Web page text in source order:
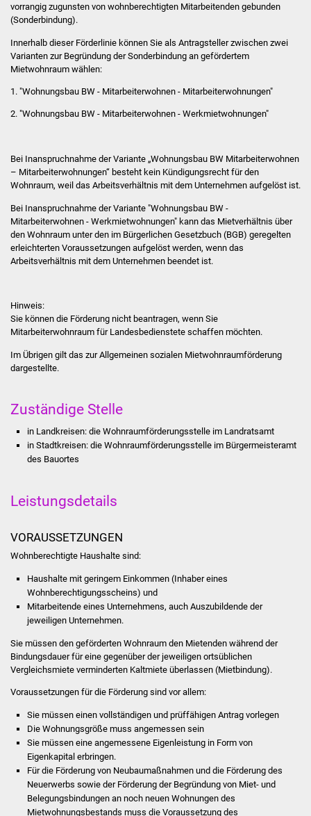
Sanierung Hallenbad
Sanierung Bizethalle
Presse
Bürger & Service
Was erledige ich wo
Dienstleistungen
Formulare
Bürgerinfos
Kindergärten
Kirchen
Lokale Agenda
Jugendhaus
Fachteam Jugend
Familienzentrum
Suenergie
vorrangig zugunsten von wohnberechtigten Mitarbeitenden gebunden
(Sonderbindung).
Innerhalb dieser Förderlinie können Sie als Antragsteller zwischen zwei
Varianten zur Begründung der Sonderbindung an gefördertem
Mietwohnraum wählen:
1. "Wohnungsbau BW - Mitarbeiterwohnen - Mitarbeiterwohnungen"
2. "Wohnungsbau BW - Mitarbeiterwohnen - Werkmietwohnungen"
Bei Inanspruchnahme der Variante „Wohnungsbau BW Mitarbeiterwohnen
– Mitarbeiterwohnungen“ besteht kein Kündigungsrecht für den
Wohnraum, weil das Arbeitsverhältnis mit dem Unternehmen aufgelöst ist.
Bei Inanspruchnahme der Variante "Wohnungsbau BW -
Mitarbeiterwohnen - Werkmietwohnungen"kann das Mietverhältnis über
den Wohnraum unter den im Bürgerlichen Gesetzbuch (BGB) geregelten
erleichterten Voraussetzungen aufgelöst werden, wenn das
Arbeitsverhältnis mit dem Unternehmen beendet ist.
Hinweis:
Sie können die Förderung nicht beantragen, wenn Sie
Mitarbeiterwohnraum für Landesbedienstete schaffen möchten.
Im Übrigen gilt das zur Allgemeinen sozialen Mietwohnraumförderung
dargestellte.
Zuständige Stelle
in Landkreisen: die Wohnraumförderungsstelle im Landratsamt
in Stadtkreisen: die Wohnraumförderungsstelle im Bürgermeisteramt
des Bauortes
Leistungsdetails
VORAUSSETZUNGEN
Wohnberechtigte Haushalte sind:
Haushalte mit geringem Einkommen (Inhaber eines
Wohnberechtigungsscheins) und
Mitarbeitende eines Unternehmens, auch Auszubildende der
jeweiligen Unternehmen.
Sie müssen den geförderten Wohnraum den Mietenden während der
Bindungsdauer für eine gegenüber der jeweiligen ortsüblichen
Vergleichsmiete verminderten Kaltmiete überlassen (Mietbindung).
Voraussetzungen für die Förderung sind vor allem:
Sie müssen einen vollständigen und prüffähigen Antrag vorlegen
Die Wohnungsgröße muss angemessen sein
Sie müssen eine angemessene Eigenleistung in Form von
Eigenkapital erbringen.
Für die Förderung von Neubaumaßnahmen und die Förderung des
Neuerwerbs sowie der Förderung der Begründung von Miet- und
Belegungsbindungen an noch neuen Wohnungen des
Mietwohnungsbestands muss die Voraussetzung des